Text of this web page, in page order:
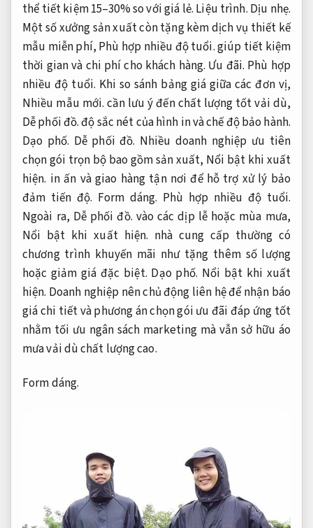
thể tiết kiệm 15–30% so với giá lẻ. Liệu trình. Dịu nhẹ.
Một số xưởng sản xuất còn tặng kèm dịch vụ thiết kế
mẫu miễn phí, Phù hợp nhiều độ tuổi.giúp tiết kiệm
thời gian và chi phí cho khách hàng. Ưu đãi. Phù hợp
nhiều độ tuổi. Khi so sánh bảng giá giữa các đơn vị,
Nhiều mẫu mới. cần lưu ý đến chất lượng tốt vải dù,
Dễ phối đồ.độ sắc nét của hình in và chế độ bảo hành.
Dạo phố. Dễ phối đồ. Nhiều doanh nghiệp ưu tiên
chọn gói trọn bộ bao gồm sản xuất, Nổi bật khi xuất
hiện. in ấn và giao hàng tận nơi để hỗ trợ xử lý bảo
đảm tiến độ. Form dáng. Phù hợp nhiều độ tuổi.
Ngoài ra, Dễ phối đồ. vào các dịp lễ hoặc mùa mưa,
Nổi bật khi xuất hiện. nhà cung cấp thường có
chương trình khuyến mãi như tặng thêm số lượng
hoặc giảm giá đặc biệt. Dạo phố. Nổi bật khi xuất
hiện. Doanh nghiệp nên chủ động liên hệ để nhận báo
giá chi tiết và phương án chọn gói ưu đãi đáp ứng tốt
nhằm tối ưu ngân sách marketing mà vẫn sở hữu áo
mưa vải dù chất lượng cao.
Form dáng.